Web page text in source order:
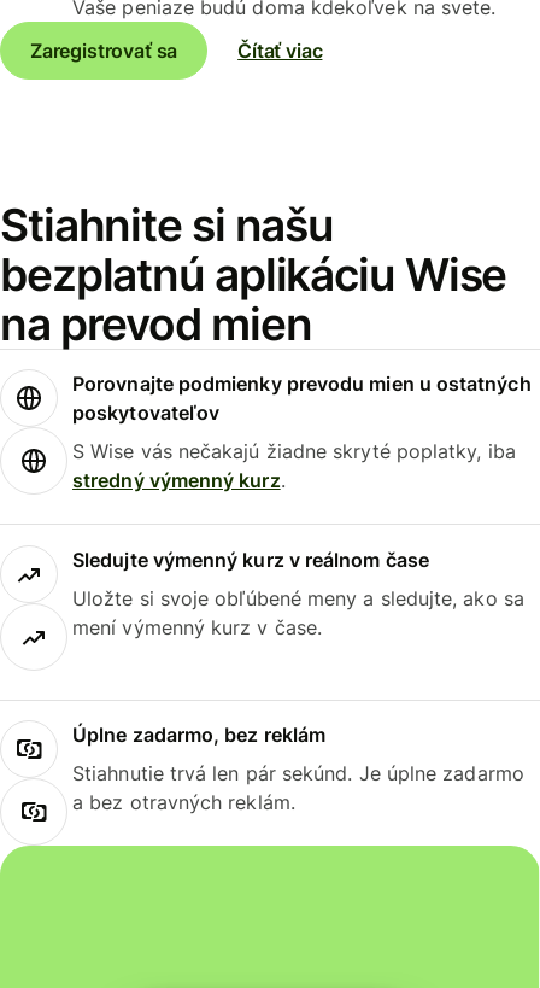
Vaše peniaze budú doma kdekoľvek na svete.
Zaregistrovať sa
Čítať viac
Stiahnite si našu
bezplatnú aplikáciu Wise
na prevod mien
Porovnajte podmienky prevodu mien u ostatných
poskytovateľov
S Wise vás nečakajú žiadne skryté poplatky, iba
stredný výmenný kurz.
Sledujte výmenný kurz v reálnom čase
Uložte si svoje obľúbené meny a sledujte, ako sa
mení výmenný kurz v čase.
Úplne zadarmo, bez reklám
Stiahnutie trvá len pár sekúnd. Je úplne zadarmo
a bez otravných reklám.